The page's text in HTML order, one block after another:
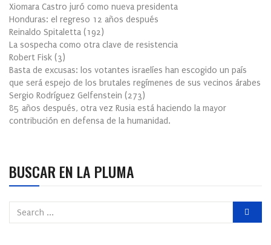
Xiomara Castro juró como nueva presidenta
Honduras: el regreso 12 años después
Reinaldo Spitaletta (192)
La sospecha como otra clave de resistencia
Robert Fisk (3)
Basta de excusas: los votantes israelíes han escogido un país
que será espejo de los brutales regímenes de sus vecinos árabes
Sergio Rodríguez Gelfenstein (273)
85 años después, otra vez Rusia está haciendo la mayor
contribución en defensa de la humanidad.
BUSCAR EN LA PLUMA